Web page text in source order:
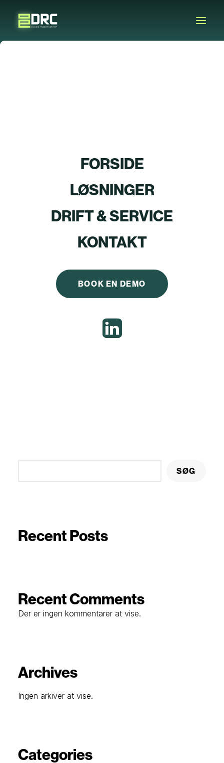
FORSIDE
LØSNINGER
DRIFT & SERVICE
KONTAKT
BOOK EN DEMO
Uncategorized
It seems we can’t find what you’re looking for.
SØG
Recent Posts
Recent Comments
Der er ingen kommentarer at vise.
Archives
Ingen arkiver at vise.
Categories